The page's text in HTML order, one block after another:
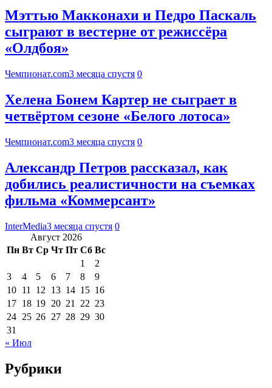
Мэттью Макконахи и Педро Паскаль
сыграют в вестерне от режиссёра
«Олдбоя»
Чемпионат.com3 месяца спустя 0
Хелена Бонем Картер не сыграет в
четвёртом сезоне «Белого лотоса»
Чемпионат.com3 месяца спустя 0
Александр Петров рассказал, как
добились реалистичности на съемках
фильма «Коммерсант»
InterMedia3 месяца спустя 0
Август 2026
Пн Вт Ср Чт Пт Сб Вс
1
2
3
4 5 6 7 8
9
10 11 12 13 14 15 16
17 18 19 20 21 22 23
24 25 26 27 28 29 30
31
« Июл
Рубрики